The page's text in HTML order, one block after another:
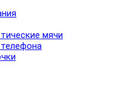
мячи